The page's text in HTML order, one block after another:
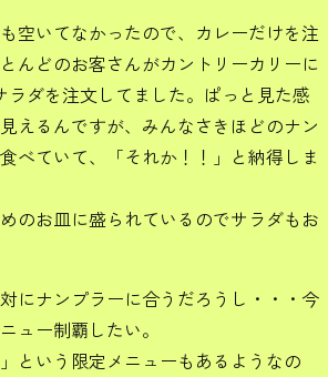
空いてなかったので、カレーだけを注
んどのお客さんがカントリーカリーに
ラダを注文してました。ぱっと見た感
えるんですが、みんなさきほどのナン
べていて、「それか！！」と納得しま
のお皿に盛られているのでサラダもお
にナンプラーに合うだろうし・・・今
ュー制覇したい。
という限定メニューもあるようなの